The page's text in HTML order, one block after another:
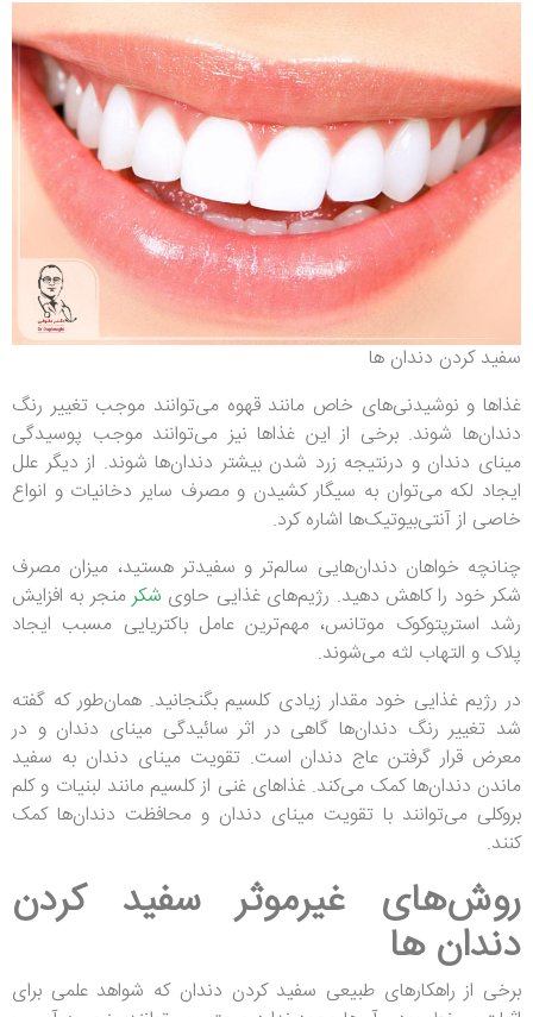
سفید کردن دندان ها
غذاها و نوشیدنی‌های خاص مانند قهوه می‌توانند موجب تغییر رنگ
دندان‌ها شوند. برخی از این غذاها نیز می‌توانند موجب پوسیدگی
مینای دندان و درنتیجه زرد شدن بیشتر دندان‌ها شوند. از دیگر علل
ایجاد لکه می‌توان به سیگار کشیدن و مصرف سایر دخانیات و انواع
خاصی از آنتی‌بیوتیک‌ها اشاره کرد.
چنانچه خواهان دندان‌هایی سالم‌تر و سفیدتر هستید، میزان مصرف
شکر خود را کاهش دهید. رژیم‌های غذایی حاوی شکرمنجر به افزایش
رشد استرپتوکوک موتانس، مهم‌ترین عامل باکتریایی مسبب ایجاد
پلاک و التهاب لثه می‌شوند.
در رژیم غذایی خود مقدار زیادی کلسیم بگنجانید. همان‌طور که گفته
شد تغییر رنگ دندان‌ها گاهی در اثر سائیدگی مینای دندان و در
معرض قرار گرفتن عاج دندان است. تقویت مینای دندان به سفید
ماندن دندان‌ها کمک می‌کند. غذاهای غنی از کلسیم مانند لبنیات و کلم
بروکلی می‌توانند با تقویت مینای دندان و محافظت دندان‌ها کمک
کنند.
روش‌های غیرموثر سفید کردن
دندان ها
برخی از راهکارهای طبیعی سفید کردن دندان که شواهد علمی برای